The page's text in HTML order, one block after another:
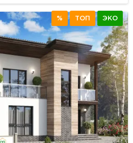
% ТОП ЭКО